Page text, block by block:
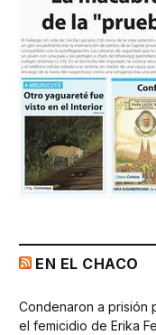
EN EL CHACO
Condenaron a prisión
el femicidio de Erika